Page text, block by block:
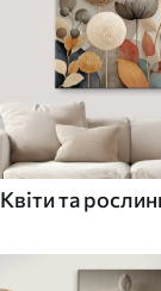
Квіти та